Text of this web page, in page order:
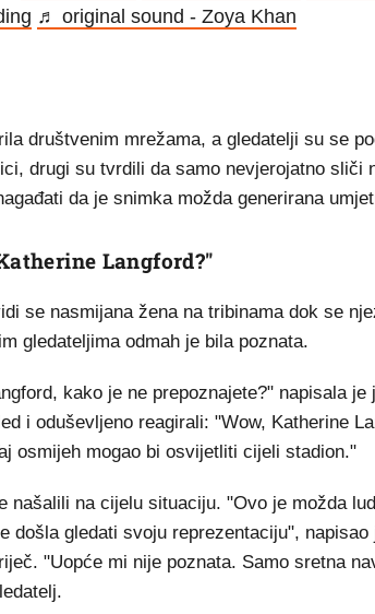
♬ original sound - Zoya Khan
društvenim mrežama, a gledatelji su se
drugi su tvrdili da samo nevjerojatno sliči
da je snimka možda generirana
Langford?"
se nasmijana žena na tribinama dok se
gledateljima odmah je bila poznata.
kako je ne prepoznajete?" napisala
i oduševljeno reagirali: "Wow, Katherine
osmijeh mogao bi osvijetliti cijeli stadion."
našalili na cijelu situaciju. "Ovo je možda
došla gledati svoju reprezentaciju",
"Uopće mi nije poznata. Samo sretna